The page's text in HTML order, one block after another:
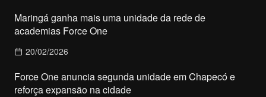
Maringá ganha mais uma unidade da rede de
academias Force One
20/02/2026
Force One anuncia segunda unidade em Chapecó e
reforça expansão na cidade